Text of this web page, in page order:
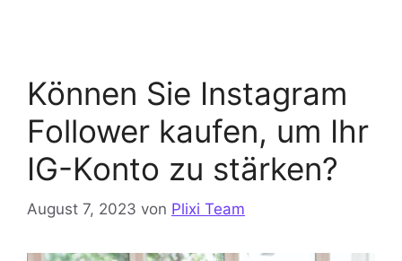
Können Sie Instagram
Follower kaufen, um Ihr
IG-Konto zu stärken?
August 7, 2023 von Plixi Team